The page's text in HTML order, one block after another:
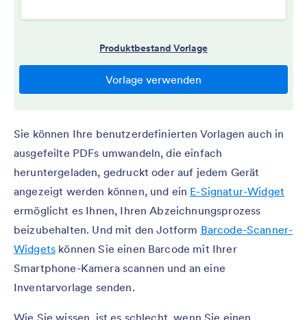
Sie können Ihre benutzerdefinierten Vorlagen auch in
ausgefeilte PDFs umwandeln, die einfach
heruntergeladen, gedruckt oder auf jedem Gerät
angezeigt werden können, und ein E-Signatur-Widget
ermöglicht es Ihnen, Ihren Abzeichnungsprozess
beizubehalten. Und mit den Jotform Barcode-Scanner-
Widgets können Sie einen Barcode mit Ihrer
Smartphone-Kamera scannen und an eine
Inventarvorlage senden.